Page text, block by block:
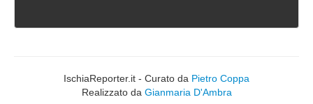
IschiaReporter.it - Curato da Pietro Coppa
Realizzato da Gianmaria D'Ambra